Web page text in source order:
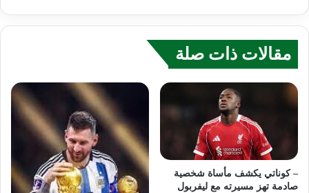
مقالات ذات صلة
– كوناتي يكشف مأساة شخصية
صادمة تهز مسيرته مع ليفربول